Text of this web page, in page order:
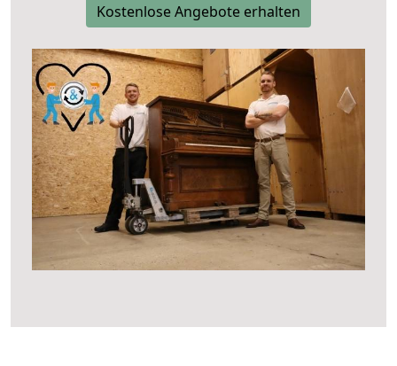
Kostenlose Angebote erhalten